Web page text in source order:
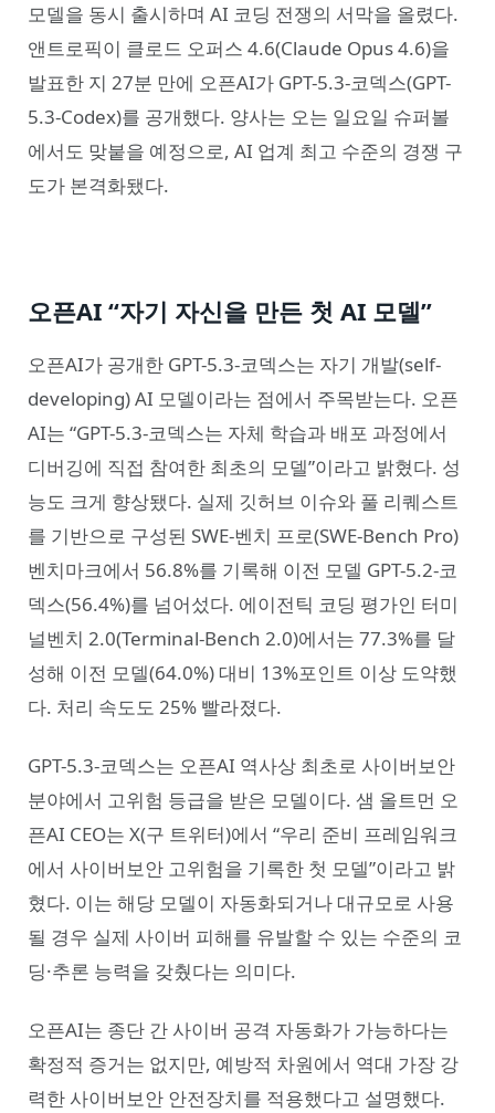
모델을 동시 출시하며 AI 코딩 전쟁의 서막을 올렸다.
앤트로픽이 클로드 오퍼스 4.6(Claude Opus 4.6)을
발표한 지 27분 만에 오픈AI가 GPT-5.3-코덱스(GPT-
5.3-Codex)를 공개했다. 양사는 오는 일요일 슈퍼볼
에서도 맞붙을 예정으로, AI 업계 최고 수준의 경쟁 구
도가 본격화됐다.
오픈AI “자기 자신을 만든 첫 AI 모델”
오픈AI가 공개한 GPT-5.3-코덱스는 자기 개발(self-
developing) AI 모델이라는 점에서 주목받는다. 오픈
AI는 “GPT-5.3-코덱스는 자체 학습과 배포 과정에서
디버깅에 직접 참여한 최초의 모델”이라고 밝혔다. 성
능도 크게 향상됐다. 실제 깃허브 이슈와 풀 리퀘스트
를 기반으로 구성된 SWE-벤치 프로(SWE-Bench Pro)
벤치마크에서 56.8%를 기록해 이전 모델 GPT-5.2-코
덱스(56.4%)를 넘어섰다. 에이전틱 코딩 평가인 터미
널벤치 2.0(Terminal-Bench 2.0)에서는 77.3%를 달
성해 이전 모델(64.0%) 대비 13%포인트 이상 도약했
다. 처리 속도도 25% 빨라졌다.
GPT-5.3-코덱스는 오픈AI 역사상 최초로 사이버보안
분야에서 고위험 등급을 받은 모델이다. 샘 올트먼 오
픈AI CEO는 X(구 트위터)에서 “우리 준비 프레임워크
에서 사이버보안 고위험을 기록한 첫 모델”이라고 밝
혔다. 이는 해당 모델이 자동화되거나 대규모로 사용
될 경우 실제 사이버 피해를 유발할 수 있는 수준의 코
딩·추론 능력을 갖췄다는 의미다.
오픈AI는 종단 간 사이버 공격 자동화가 가능하다는
확정적 증거는 없지만, 예방적 차원에서 역대 가장 강
력한 사이버보안 안전장치를 적용했다고 설명했다.